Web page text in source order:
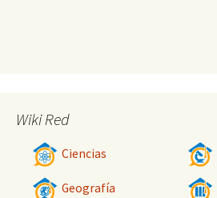
Wiki Red
Ciencias
Geografía